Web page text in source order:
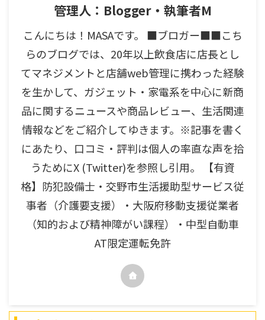
管理人：Blogger・執筆者M
こんにちは！MASAです。 ■ブロガー■■こち
らのブログでは、20年以上飲食店に店長とし
てマネジメントと店舗web管理に携わった経験
を生かして、ガジェット・家電系を中心に新商
品に関するニュースや商品レビュー、生活関連
情報などをご紹介してゆきます。※記事を書く
にあたり、口コミ・評判は個人の率直な声を拾
うためにX (Twitter)を参照し引用。 【有資
格】防犯設備士・交野市生活援助型サービス従
事者（介護要支援）・大阪府移動支援従業者
（知的および精神障がい課程）・中型自動車
AT限定運転免許